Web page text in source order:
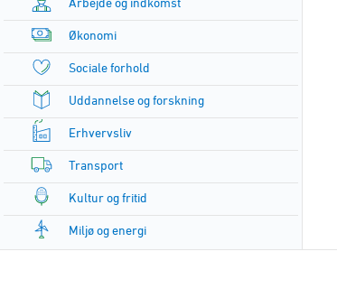
Økonomi
Sociale forhold
Uddannelse og forskning
Erhvervsliv
Transport
Kultur og fritid
Miljø og energi